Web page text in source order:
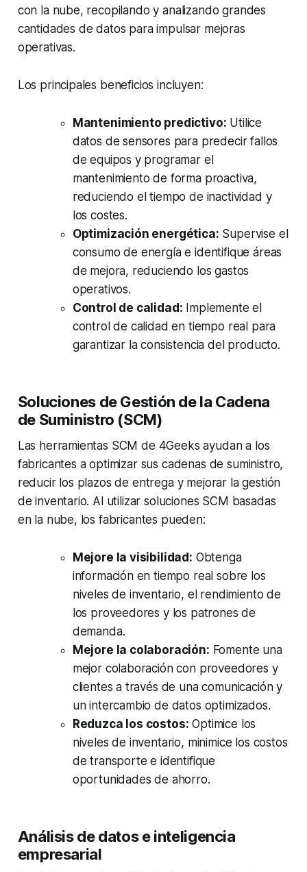
con la nube, recopilando y analizando grandes
cantidades de datos para impulsar mejoras
operativas.
Los principales beneficios incluyen:
Mantenimiento predictivo: Utilice
datos de sensores para predecir fallos
de equipos y programar el
mantenimiento de forma proactiva,
reduciendo el tiempo de inactividad y
los costes.
Optimización energética: Supervise el
consumo de energía e identifique áreas
de mejora, reduciendo los gastos
operativos.
Control de calidad: Implemente el
control de calidad en tiempo real para
garantizar la consistencia del producto.
Soluciones de Gestión de la Cadena
de Suministro (SCM)
Las herramientas SCM de 4Geeks ayudan a los
fabricantes a optimizar sus cadenas de suministro,
reducir los plazos de entrega y mejorar la gestión
de inventario. Al utilizar soluciones SCM basadas
en la nube, los fabricantes pueden:
Mejore la visibilidad: Obtenga
información en tiempo real sobre los
niveles de inventario, el rendimiento de
los proveedores y los patrones de
demanda.
Mejore la colaboración: Fomente una
mejor colaboración con proveedores y
clientes a través de una comunicación y
un intercambio de datos optimizados.
Reduzca los costos: Optimice los
niveles de inventario, minimice los costos
de transporte e identifique
oportunidades de ahorro.
Análisis de datos e inteligencia
empresarial